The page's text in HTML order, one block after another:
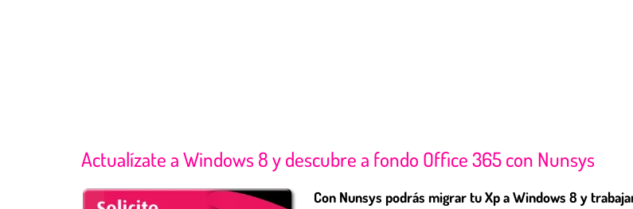
Actualízate a Windows 8 y descubre a fondo Office 365 con Nunsys
Con Nunsys podrás migrar tu Xp a Windows 8 y